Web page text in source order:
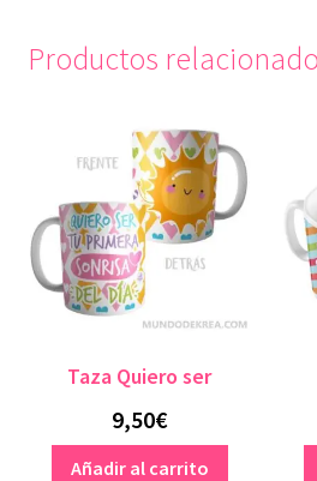
Productos
Taza Quiero ser
9,50€
Añadir al carrito